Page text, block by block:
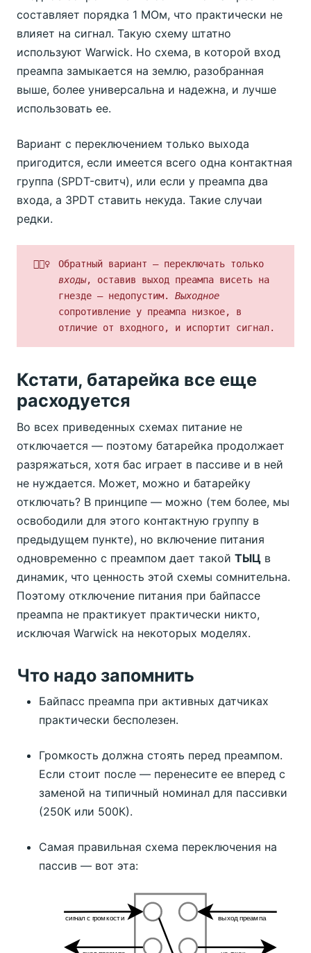
составляет порядка 1 МОм, что практически не
влияет на сигнал. Такую схему штатно
используют Warwick. Но схема, в которой вход
преампа замыкается на землю, разобранная
выше, более универсальна и надежна, и лучше
использовать ее.
Вариант с переключением только выхода
пригодится, если имеется всего одна контактная
группа (SPDT-свитч), или если у преампа два
входа, а 3PDT ставить некуда. Такие случаи
редки.
🙅🏿‍♀️
Обратный вариант — переключать только
входы, оставив выход преампа висеть на
гнезде — недопустим. Выходное
сопротивление у преампа низкое, в
отличие от входного, и испортит сигнал.
Кстати, батарейка все еще
расходуется
Во всех приведенных схемах питание не
отключается — поэтому батарейка продолжает
разряжаться, хотя бас играет в пассиве и в ней
не нуждается. Может, можно и батарейку
отключать? В принципе — можно (тем более, мы
освободили для этого контактную группу в
предыдущем пункте), но включение питания
одновременно с преампом дает такой ТЫЦ в
динамик, что ценность этой схемы сомнительна.
Поэтому отключение питания при байпассе
преампа не практикует практически никто,
исключая Warwick на некоторых моделях.
Что надо запомнить
Байпасс преампа при активных датчиках
практически бесполезен.
Громкость должна стоять перед преампом.
Если стоит после — перенесите ее вперед с
заменой на типичный номинал для пассивки
(250К или 500К).
Самая правильная схема переключения на
пассив — вот эта: